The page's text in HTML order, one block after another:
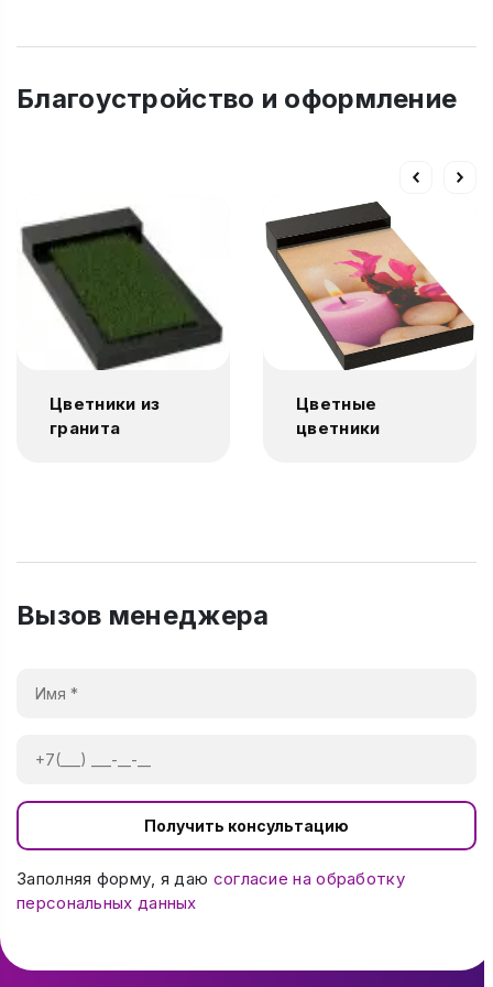
Благоустройство и оформление
Цветники из
гранита
Цветные
цветники
Вызов менеджера
Получить консультацию
Заполняя форму, я даю согласие на обработку
персональных данных